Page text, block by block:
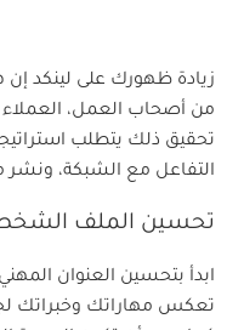
زيادة ظهورك على لينكد
من أصحاب العمل، العملاء
تحقيق ذلك يتطلب
التفاعل مع الشبكة،
تحسين الملف
ابدأ بتحسين العنوان
تعكس مهاراتك وخبراتك